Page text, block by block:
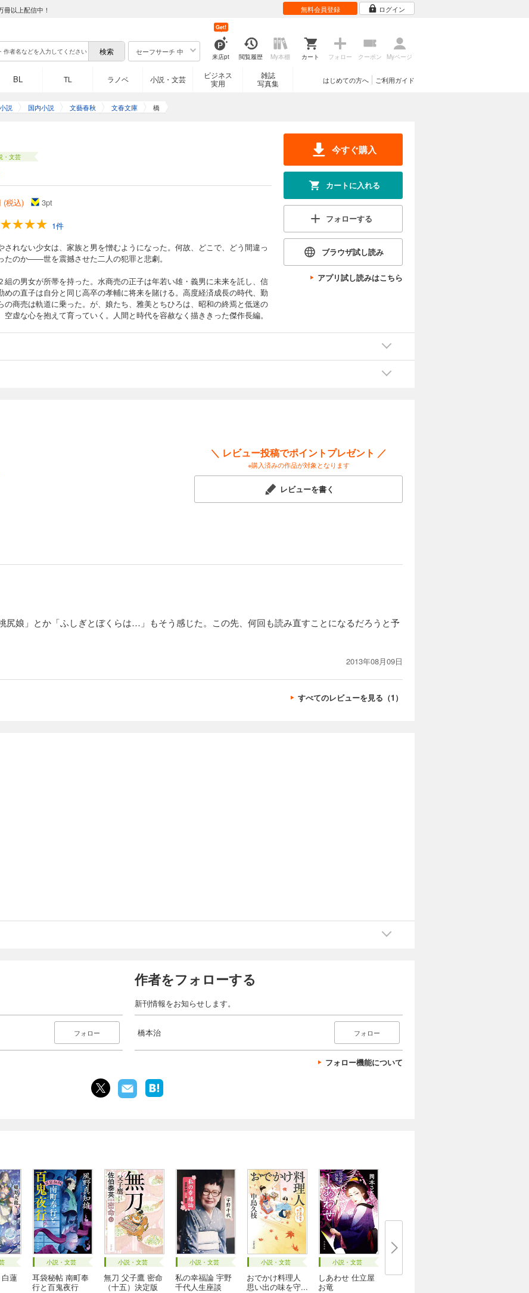
以上配信中！ 無料会員登録 ログイン
セーフサーチ 中
来店pt
Get!
閲覧履歴 My本棚 カート フォロー クーポン Myページ
BL TL ラノベ 小説・文芸
ビジネス
実用
雑誌
写真集
ご利用ガイド
はじめての方へ
小説 国内小説 文藝春秋 文春文庫 橋
・文芸
(税込) 3pt
1件
されない少女は、家族と男を憎むようになった。何故、どこで、どう間違っ
たのか――世を震撼させた二人の犯罪と悲劇。
組の男女が所帯を持った。水商売の正子は年若い雄・義男に未来を託し、信
めの直子は自分と同じ高卒の孝輔に将来を賭ける。高度経済成長の時代、勤
の商売は軌道に乗った。が、娘たち、雅美とちひろは、昭和の終焉と低迷の
空虚な心を抱えて育っていく。人間と時代を容赦なく描ききった傑作長編。
今すぐ購入
カートに入れる
フォローする
ブラウザ試し読み
アプリ試し読みはこちら
＼ レビュー投稿でポイントプレゼント ／
※購入済みの作品が対象となります
レビューを書く
尻娘」とか「ふしぎとぼくらは…」もそう感じた。この先、何回も読み直すことになるだろうと予
2013年08月09日
すべてのレビューを見る（1）
フォロー
作者をフォローする
新刊情報をお知らせします。
橋本治 フォロー
フォロー機能について
蓮
小説・文芸
耳袋秘帖 南町奉
行と百鬼夜行
小説・文芸
無刀 父子鷹 密命
（十五）決定版
小説・文芸
私の幸福論 宇野
千代人生座談
小説・文芸
おでかけ料理人
思い出の味を守...
小説・文芸
しあわせ 仕立屋
お竜